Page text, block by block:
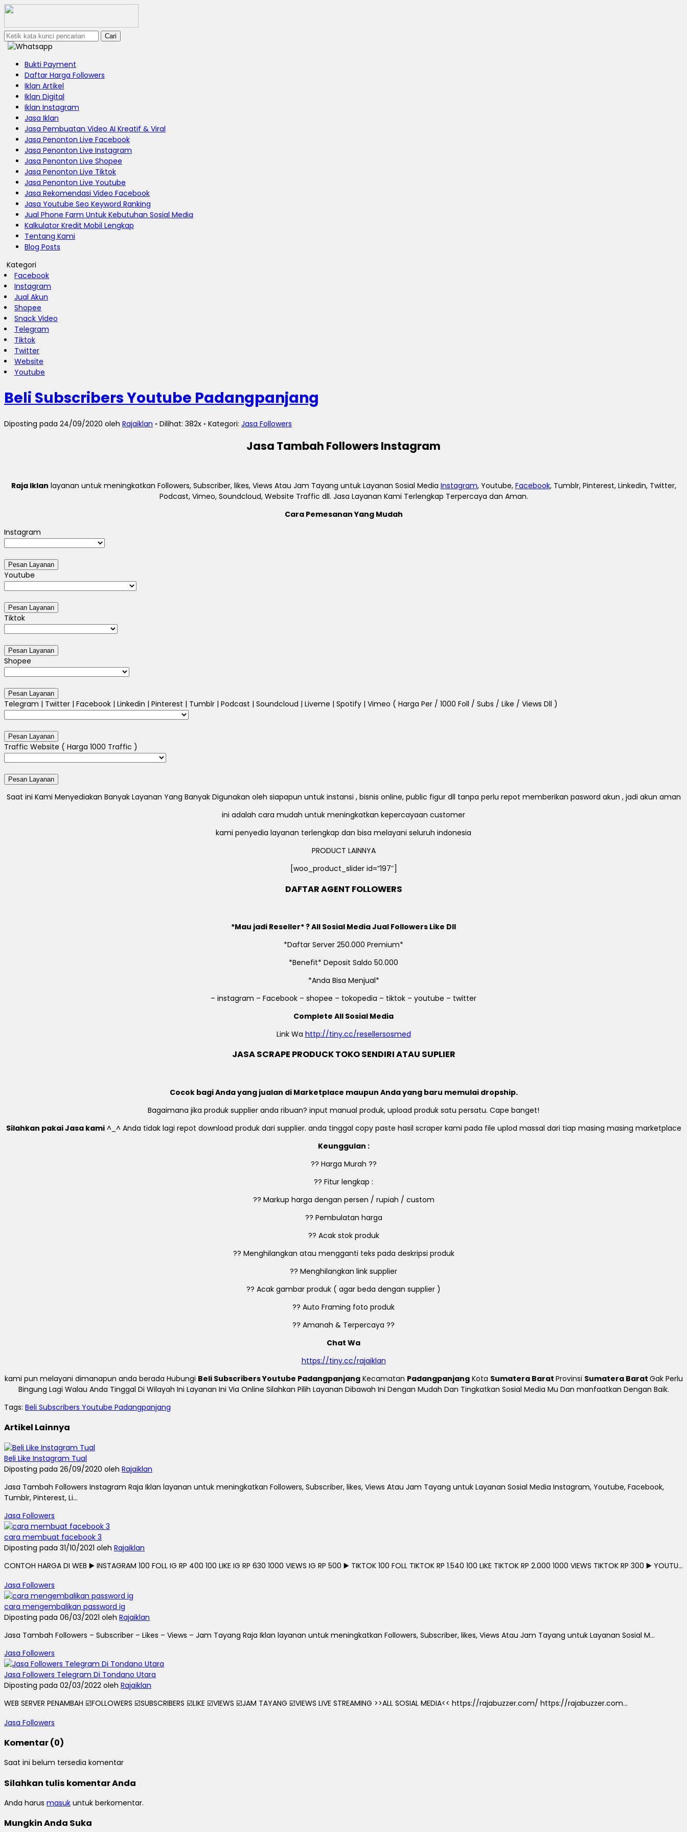
Cari
Bukti Payment
Daftar Harga Followers
Iklan Artikel
Iklan Digital
Iklan Instagram
Jasa Iklan
Jasa Pembuatan Video AI Kreatif & Viral
Jasa Penonton Live Facebook
Jasa Penonton Live Instagram
Jasa Penonton Live Shopee
Jasa Penonton Live Tiktok
Jasa Penonton Live Youtube
Jasa Rekomendasi Video Facebook
Jasa Youtube Seo Keyword Ranking
Jual Phone Farm Untuk Kebutuhan Sosial Media
Kalkulator Kredit Mobil Lengkap
Tentang Kami
Blog Posts
Kategori
Facebook
Instagram
Jual Akun
Shopee
Snack Video
Telegram
Tiktok
Twitter
Website
Youtube
Beli Subscribers Youtube Padangpanjang
Diposting pada 24/09/2020 oleh Rajaiklan ◦ Dilihat: 382x ◦ Kategori: Jasa Followers
Jasa Tambah Followers Instagram
Raja Iklan layanan untuk meningkatkan Followers, Subscriber, likes, Views Atau Jam Tayang untuk Layanan Sosial Media Instagram, Youtube, Facebook, Tumblr, Pinterest, Linkedin, Twitter,
Podcast, Vimeo, Soundcloud, Website Traffic dll. Jasa Layanan Kami Terlengkap Terpercaya dan Aman.
Cara Pemesanan Yang Mudah
Instagram
Youtube
Tiktok
Shopee
Telegram | Twitter | Facebook | Linkedin | Pinterest | Tumblr | Podcast | Soundcloud | Liveme | Spotify | Vimeo ( Harga Per / 1000 Foll / Subs / Like / Views Dll )
Traffic Website ( Harga 1000 Traffic )
Saat ini Kami Menyediakan Banyak Layanan Yang Banyak Digunakan oleh siapapun untuk instansi , bisnis online, public figur dll tanpa perlu repot memberikan pasword akun , jadi akun aman
ini adalah cara mudah untuk meningkatkan kepercayaan customer
kami penyedia layanan terlengkap dan bisa melayani seluruh indonesia
PRODUCT LAINNYA
[woo_product_slider id=”197″]
DAFTAR AGENT FOLLOWERS
*Mau jadi Reseller* ? All Sosial Media Jual Followers Like Dll
*Daftar Server 250.000 Premium*
*Benefit* Deposit Saldo 50.000
*Anda Bisa Menjual*
– instagram – Facebook – shopee – tokopedia – tiktok – youtube – twitter
Complete All Sosial Media
Link Wa http://tiny.cc/resellersosmed
JASA SCRAPE PRODUCK TOKO SENDIRI ATAU SUPLIER
Cocok bagi Anda yang jualan di Marketplace maupun Anda yang baru memulai dropship.
Bagaimana jika produk supplier anda ribuan? input manual produk, upload produk satu persatu. Cape banget!
Silahkan pakai Jasa kami^_^ Anda tidak lagi repot download produk dari supplier. anda tinggal copy paste hasil scraper kami pada file uplod massal dari tiap masing masing marketplace
Keunggulan :
?? Harga Murah ??
?? Fitur lengkap :
?? Markup harga dengan persen / rupiah / custom
?? Pembulatan harga
?? Acak stok produk
?? Menghilangkan atau mengganti teks pada deskripsi produk
?? Menghilangkan link supplier
?? Acak gambar produk ( agar beda dengan supplier )
?? Auto Framing foto produk
?? Amanah & Terpercaya ??
Chat Wa
https://tiny.cc/rajaiklan
kami pun melayani dimanapun anda berada Hubungi Beli Subscribers Youtube PadangpanjangKecamatan PadangpanjangKota Sumatera Barat Provinsi Sumatera Barat Gak Perlu
Bingung Lagi Walau Anda Tinggal Di Wilayah Ini Layanan Ini Via Online Silahkan Pilih Layanan Dibawah Ini Dengan Mudah Dan Tingkatkan Sosial Media Mu Dan manfaatkan Dengan Baik.
Tags: Beli Subscribers Youtube Padangpanjang
Artikel Lainnya
Beli Like Instagram Tual
Diposting pada 26/09/2020 oleh Rajaiklan
Jasa Tambah Followers Instagram Raja Iklan layanan untuk meningkatkan Followers, Subscriber, likes, Views Atau Jam Tayang untuk Layanan Sosial Media Instagram, Youtube, Facebook,
Tumblr, Pinterest, Li...
Jasa Followers
cara membuat facebook 3
Diposting pada 31/10/2021 oleh Rajaiklan
CONTOH HARGA DI WEB ▶️ INSTAGRAM 100 FOLL IG RP 400 100 LIKE IG RP 630 1000 VIEWS IG RP 500 ▶️ TIKTOK 100 FOLL TIKTOK RP 1.540 100 LIKE TIKTOK RP 2.000 1000 VIEWS TIKTOK RP 300 ▶️ YOUTU...
Jasa Followers
cara mengembalikan password ig
Diposting pada 06/03/2021 oleh Rajaiklan
Jasa Tambah Followers – Subscriber – Likes – Views – Jam Tayang Raja Iklan layanan untuk meningkatkan Followers, Subscriber, likes, Views Atau Jam Tayang untuk Layanan Sosial M...
Jasa Followers
Jasa Followers Telegram Di Tondano Utara
Diposting pada 02/03/2022 oleh Rajaiklan
WEB SERVER PENAMBAH ☑️FOLLOWERS ☑️SUBSCRIBERS ☑️LIKE ☑️VIEWS ☑️JAM TAYANG ☑️VIEWS LIVE STREAMING >>ALL SOSIAL MEDIA<< https://rajabuzzer.com/ https://rajabuzzer.com...
Jasa Followers
Komentar (0)
Saat ini belum tersedia komentar
Silahkan tulis komentar Anda
Anda harus masuk untuk berkomentar.
Mungkin Anda Suka